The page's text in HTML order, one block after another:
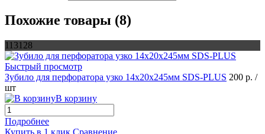
Похожие товары (8)
113128
Быстрый просмотр
Зубило для перфоратора узко 14х20х245мм SDS-PLUS 200 р. /
шт
В корзину
Подробнее
Купить в 1 клик Сравнение